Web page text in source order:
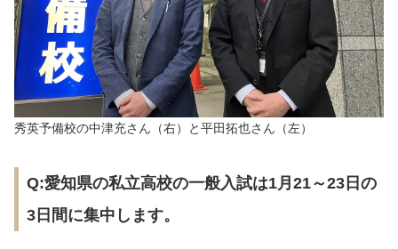
秀英予備校の中津充さん（右）と平田拓也さん（左）
Q:愛知県の私立高校の一般入試は1月21～23日の
3日間に集中します。